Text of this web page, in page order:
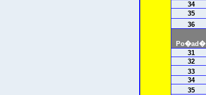
34
35
36
Po�ad�
31
32
33
34
35